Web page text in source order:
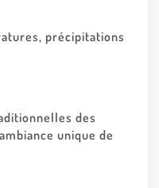
précipitations
des
unique de